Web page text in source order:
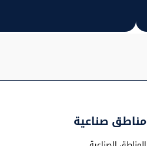
مناطق صناعية